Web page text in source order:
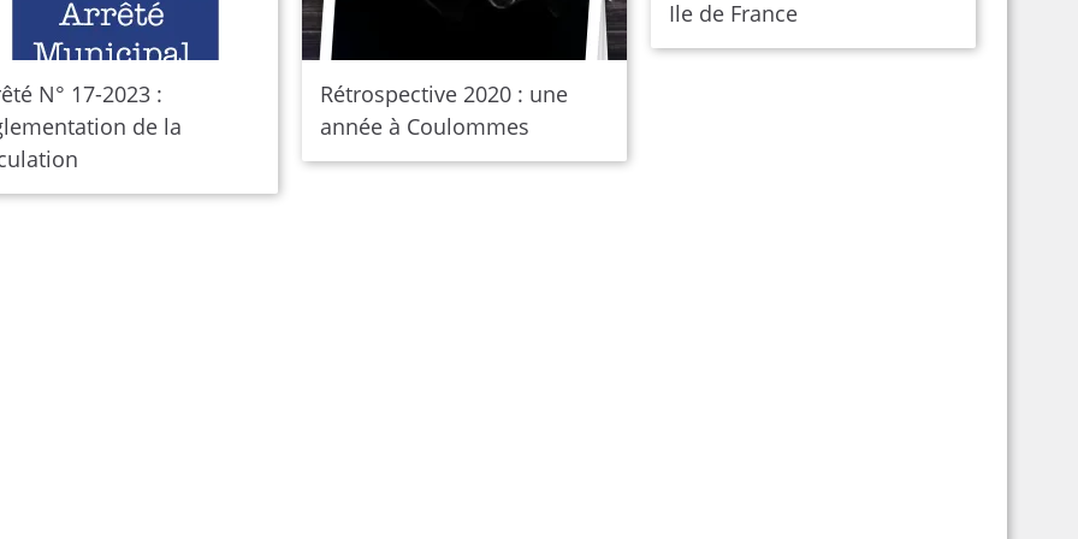
N° 17-2023 :
de la
Rétrospective 2020 : une
année à Coulommes
Ile de France